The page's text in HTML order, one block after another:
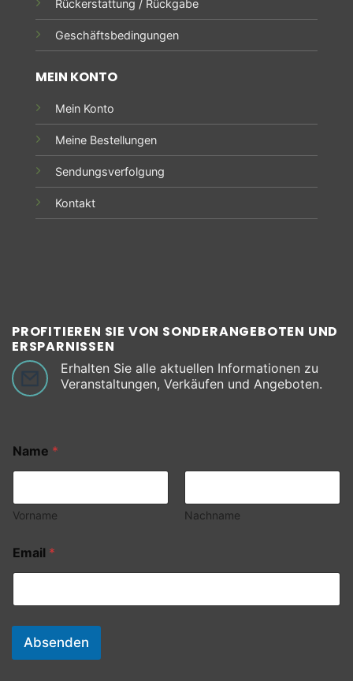
Rückerstattung / Rückgabe
Geschäftsbedingungen
MEIN KONTO
Mein Konto
Meine Bestellungen
Sendungsverfolgung
Kontakt
PROFITIEREN SIE VON SONDERANGEBOTEN UND
ERSPARNISSEN
Erhalten Sie alle aktuellen Informationen zu
Veranstaltungen, Verkäufen und Angeboten.
Name *
Vorname Nachname
Email *
Absenden